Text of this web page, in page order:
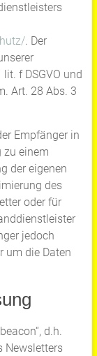
. Der
f DSGVO und
Art. 28 Abs. 3
Empfänger in
zu einem
der eigenen
des
oder für
jedoch
um die Daten
d.h.
Newsletters